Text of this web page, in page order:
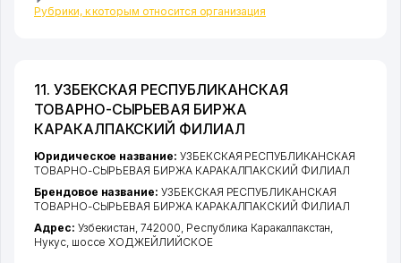
Рубрики, к которым относится организация
11. УЗБЕКСКАЯ РЕСПУБЛИКАНСКАЯ
ТОВАРНО-СЫРЬЕВАЯ БИРЖА
КАРАКАЛПАКСКИЙ ФИЛИАЛ
Юридическое название: УЗБЕКСКАЯ РЕСПУБЛИКАНСКАЯ
ТОВАРНО-СЫРЬЕВАЯ БИРЖА КАРАКАЛПАКСКИЙ ФИЛИАЛ
Брендовое название: УЗБЕКСКАЯ РЕСПУБЛИКАНСКАЯ
ТОВАРНО-СЫРЬЕВАЯ БИРЖА КАРАКАЛПАКСКИЙ ФИЛИАЛ
Адрес: Узбекистан, 742000, Республика Каракалпакстан,
Нукус, шоссе ХОДЖЕЙЛИЙСКОЕ